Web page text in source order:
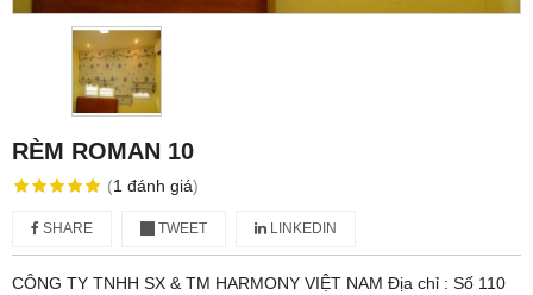
RÈM ROMAN 10
(1 đánh giá)
SHARE TWEET LINKEDIN
CÔNG TY TNHH SX & TM HARMONY VIỆT NAM Địa chỉ : Số 110